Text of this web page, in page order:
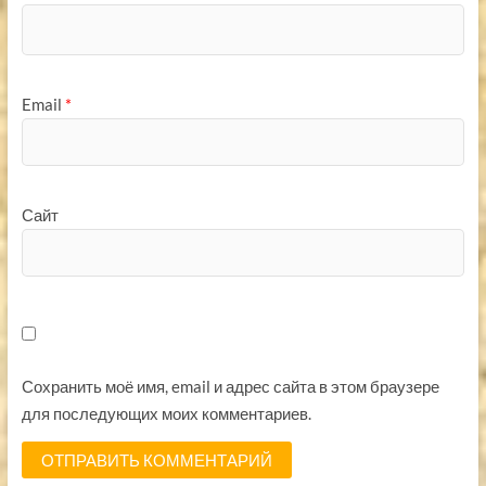
Email *
Сайт
Сохранить моё имя, email и адрес сайта в этом браузере
для последующих моих комментариев.